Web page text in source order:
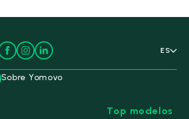
ES
Sobre Yomovo
Top modelos